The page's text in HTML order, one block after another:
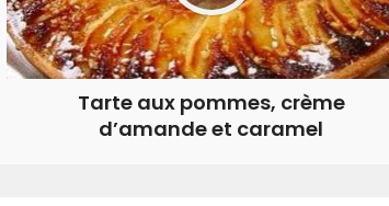
Tarte aux pommes, crème
d’amande et caramel